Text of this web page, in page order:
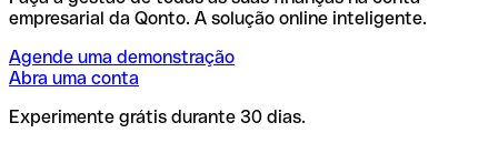
empresarial da Qonto. A solução online inteligente.
Agende uma demonstração
Abra uma conta
Experimente grátis durante 30 dias.